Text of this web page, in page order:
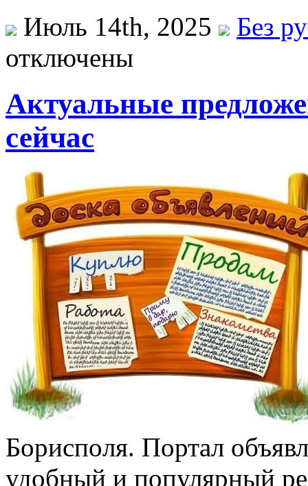
Июль 14th, 2025
Без
отключены
Актуальные
сейчас
Бoриспoля. Портал
удобный и популярный